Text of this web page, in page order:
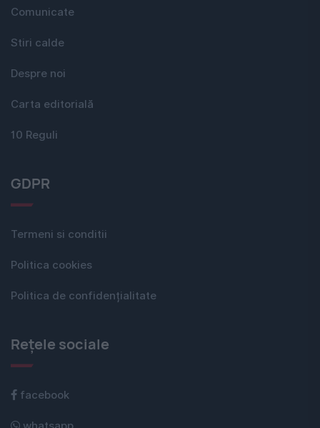
Comunicate
Stiri calde
Despre noi
Carta editorială
10 Reguli
GDPR
Termeni si conditii
Politica cookies
Politica de confidențialitate
Rețele sociale
facebook